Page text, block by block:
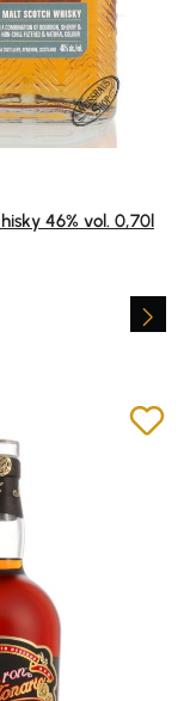
5 Sternen
46% vol. 0,70l